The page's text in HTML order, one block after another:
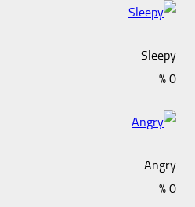
Sleepy
0
%
Angry
0
%